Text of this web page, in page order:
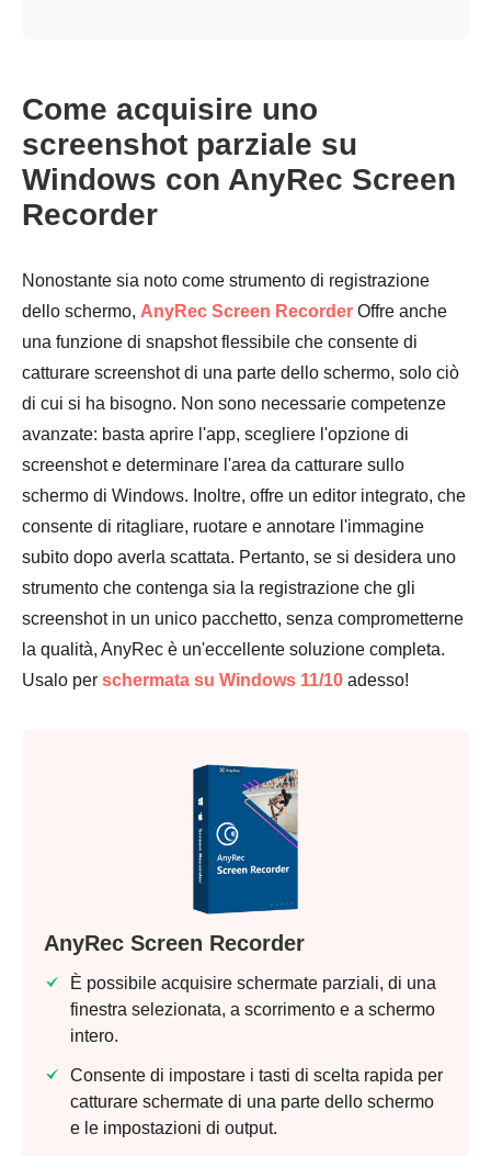
Come acquisire uno
screenshot parziale su
Windows con AnyRec Screen
Recorder
Nonostante sia noto come strumento di registrazione
dello schermo, AnyRec Screen Recorder Offre anche
una funzione di snapshot flessibile che consente di
catturare screenshot di una parte dello schermo, solo ciò
di cui si ha bisogno. Non sono necessarie competenze
avanzate: basta aprire l'app, scegliere l'opzione di
screenshot e determinare l'area da catturare sullo
schermo di Windows. Inoltre, offre un editor integrato, che
consente di ritagliare, ruotare e annotare l'immagine
subito dopo averla scattata. Pertanto, se si desidera uno
strumento che contenga sia la registrazione che gli
screenshot in un unico pacchetto, senza comprometterne
la qualità, AnyRec è un'eccellente soluzione completa.
Usalo per schermata su Windows 11/10 adesso!
AnyRec Screen Recorder
È possibile acquisire schermate parziali, di una
finestra selezionata, a scorrimento e a schermo
intero.
Consente di impostare i tasti di scelta rapida per
catturare schermate di una parte dello schermo
e le impostazioni di output.